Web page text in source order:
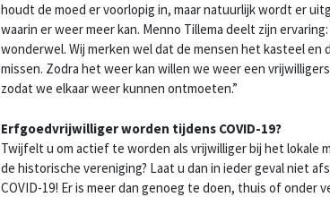
houdt de moed er voorlopig in, maar natuurlijk wordt er
waarin er weer meer kan. Menno Tillema deelt zijn
wonderwel. Wij merken wel dat de mensen het kasteel en
missen. Zodra het weer kan willen we weer een
zodat we elkaar weer kunnen ontmoeten.”
Erfgoedvrijwilliger worden tijdens COVID-19?
Twijfelt u om actief te worden als vrijwilliger bij het lokale
de historische vereniging? Laat u dan in ieder geval niet
COVID-19! Er is meer dan genoeg te doen, thuis of onder